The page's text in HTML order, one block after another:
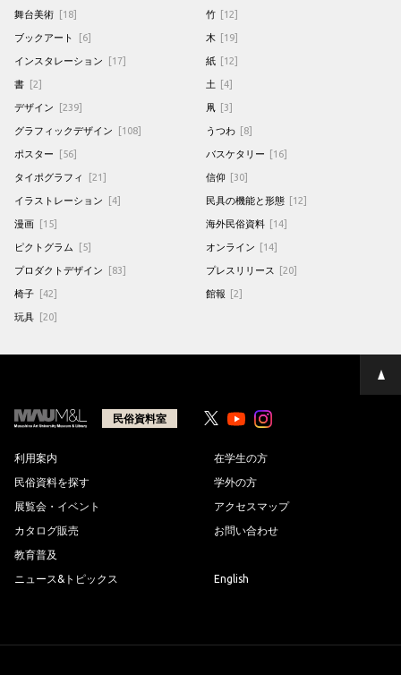
舞台美術 [18]
ブックアート [6]
インスタレーション [17]
書 [2]
デザイン [239]
グラフィックデザイン [108]
ポスター [56]
タイポグラフィ [21]
イラストレーション [4]
漫画 [15]
ピクトグラム [5]
プロダクトデザイン [83]
椅子 [42]
玩具 [20]
竹 [12]
木 [19]
紙 [12]
土 [4]
凧 [3]
うつわ [8]
バスケタリー [16]
信仰 [30]
民具の機能と形態 [12]
海外民俗資料 [14]
オンライン [14]
プレスリリース [20]
館報 [2]
ペ
ー
民俗資料室 YoutubeYoutube
利用案内
民俗資料を探す
展覧会・イベント
カタログ販売
教育普及
ニュース&トピックス
在学生の方
学外の方
アクセスマップ
お問い合わせ
English